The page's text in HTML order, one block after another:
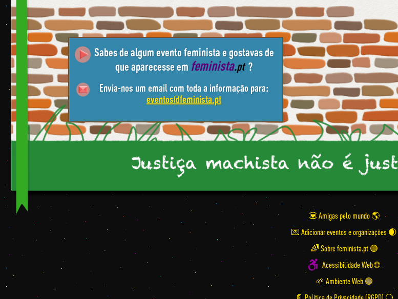
Sabes de algum evento feminista e gostavas de
que aparecesse em feminista.pt ?
Envia-nos um email com toda a informação para:
eventos@feminista.pt
💟 Amigas pelo mundo
💌 Adicionar eventos e organizações
🌈 Sobre feminista.pt 🟣
Acessibilidade Web 🌐
🌱 Ambiente Web 🟢